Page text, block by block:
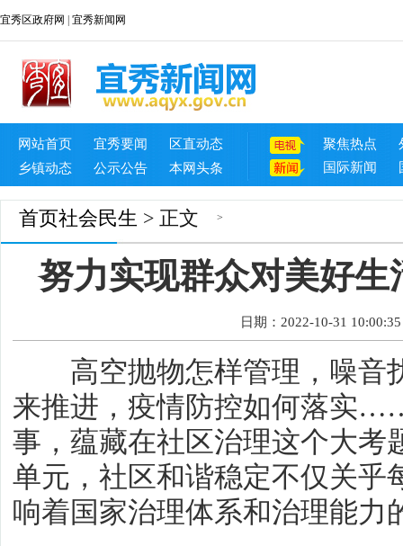
宜秀区政府网 宜秀新闻网
网站首页 宜秀要闻
区直动态
乡镇动态
公示公告 本网头条
聚焦热点
国际新闻
首页 >
社会民生 > 正文
努力实现群众对美好
日期：2022-10-31 10:00:35
高空抛物怎样管理，噪音
来推进，疫情防控如何落实
事，蕴藏在社区治理这个大考
单元，社区和谐稳定不仅关乎
响着国家治理体系和治理能力